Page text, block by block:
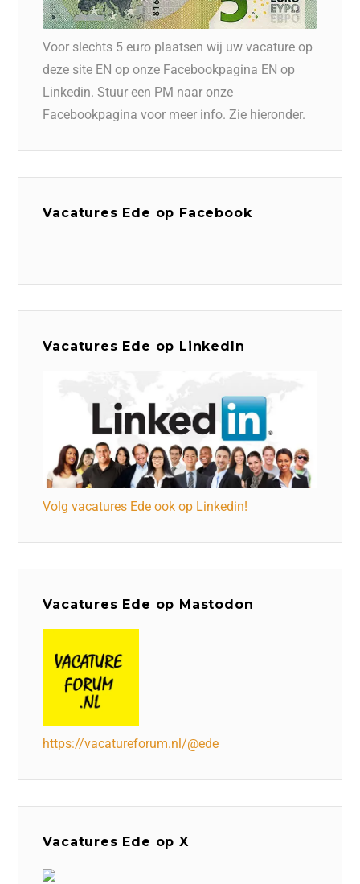
Voor slechts 5 euro plaatsen wij uw vacature op
deze site EN op onze Facebookpagina EN op
Linkedin. Stuur een PM naar onze
Facebookpagina voor meer info. Zie hieronder.
Vacatures Ede op Facebook
Vacatures Ede op LinkedIn
Volg vacatures Ede ook op Linkedin!
Vacatures Ede op Mastodon
https://vacatureforum.nl/@ede
Vacatures Ede op X